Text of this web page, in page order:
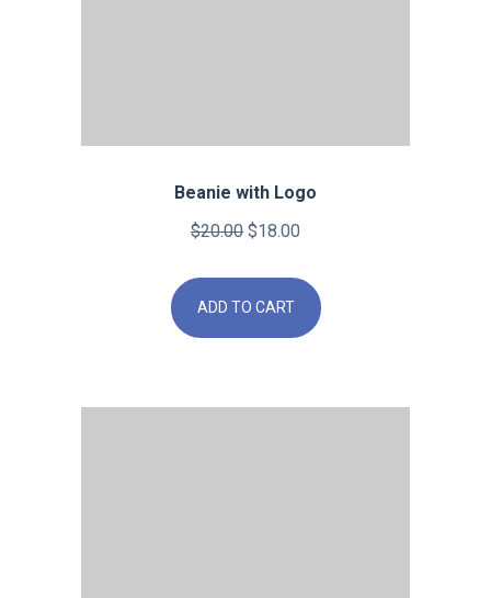
Beanie with Logo
$20.00 Original
was:
$20.00.
$18.00
is:
$18.00.
ADD TO CART